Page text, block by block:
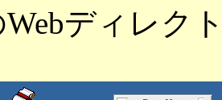
Webディレク